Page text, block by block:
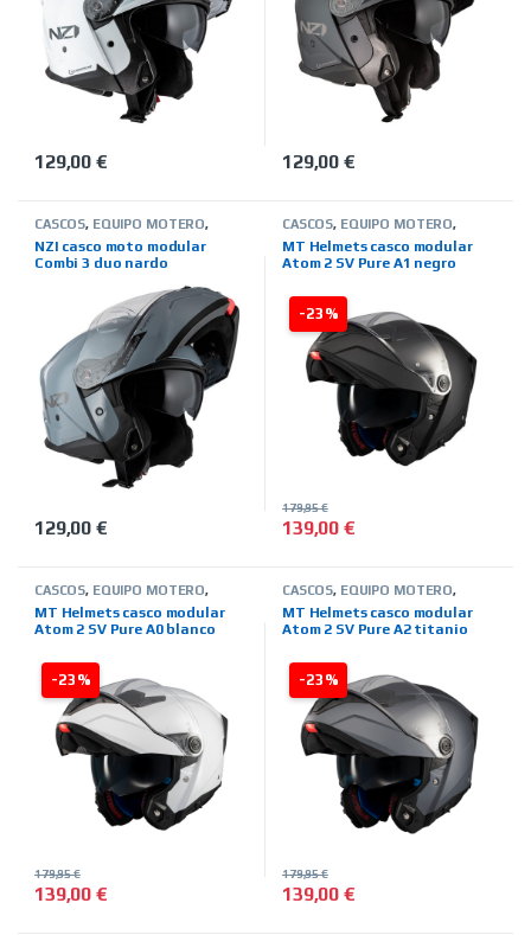
129,00€
Este producto tiene múltiples variantes. Las opciones se
129,00€
Este producto tiene múltiples
CASCOS, EQUIPO MOTERO,
TIENDA ON LINE
NZI casco moto modular
Combi 3 duo nardo
129,00€
Este producto tiene múltiples variantes. Las opciones se
-23%
CASCOS, EQUIPO MOTERO,
HELMETS,TIENDA ON LINE
MT Helmets casco modular
Atom 2 SV Pure A1 negro
139,00€
179,95€
Este producto tiene múltiples
-23%
CASCOS, EQUIPO MOTERO,
HELMETS,TIENDA ON LINE
MT Helmets casco modular
Atom 2 SV Pure A0 blanco
139,00€
179,95€
Este producto tiene múltiples variantes. Las opciones se
-23%
CASCOS, EQUIPO MOTERO,
HELMETS,TIENDA ON LINE
MT Helmets casco modular
Atom 2 SV Pure A2 titanio
139,00€
179,95€
Este producto tiene múltiples